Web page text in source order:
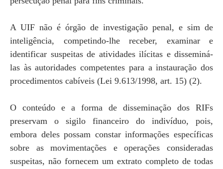
A UIF não é órgão de investigação penal, e sim de
inteligência, competindo-lhe receber, examinar e
identificar suspeitas de atividades ilícitas e disseminá-
las às autoridades competentes para a instauração dos
procedimentos cabíveis (Lei 9.613/1998, art. 15) (2).
O conteúdo e a forma de disseminação dos RIFs
preservam o sigilo financeiro do indivíduo, pois,
embora deles possam constar informações específicas
sobre as movimentações e operações consideradas
suspeitas, não fornecem um extrato completo de todas